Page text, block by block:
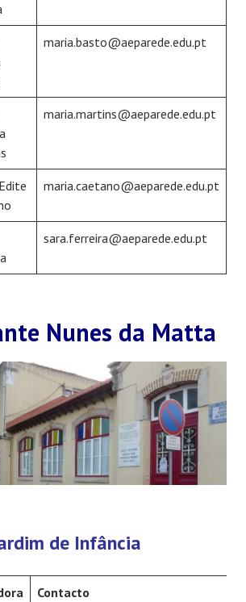
maria.basto@aeparede.edu.pt
maria.martins@aeparede.edu.pt
maria.caetano@aeparede.edu.pt
sara.ferreira@aeparede.edu.pt
Nunes da Matta
de Infância
Contacto